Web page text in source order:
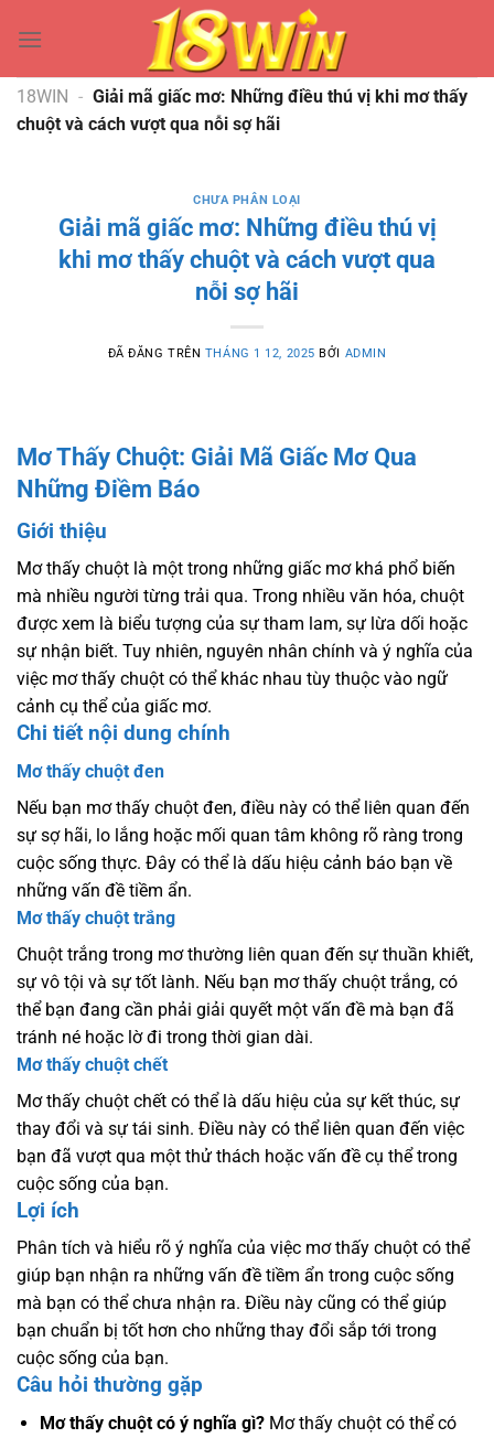
đến
dung18WIN - Giải mã giấc mơ: Những điều thú vị khi mơ thấy
chuột và cách vượt qua nỗi sợ hãi
CHƯA PHÂN LOẠI
Giải mã giấc mơ: Những điều thú vị
khi mơ thấy chuột và cách vượt qua
nỗi sợ hãi
ĐÃ ĐĂNG TRÊN THÁNG 1 12, 2025 BỞI ADMIN
Mơ Thấy Chuột: Giải Mã Giấc Mơ Qua
Những Điềm Báo
Giới thiệu
Mơ thấy chuột là một trong những giấc mơ khá phổ biến
mà nhiều người từng trải qua. Trong nhiều văn hóa, chuột
được xem là biểu tượng của sự tham lam, sự lừa dối hoặc
sự nhận biết. Tuy nhiên, nguyên nhân chính và ý nghĩa của
việc mơ thấy chuột có thể khác nhau tùy thuộc vào ngữ
cảnh cụ thể của giấc mơ.
Chi tiết nội dung chính
Mơ thấy chuột đen
Nếu bạn mơ thấy chuột đen, điều này có thể liên quan đến
sự sợ hãi, lo lắng hoặc mối quan tâm không rõ ràng trong
cuộc sống thực. Đây có thể là dấu hiệu cảnh báo bạn về
những vấn đề tiềm ẩn.
Mơ thấy chuột trắng
Chuột trắng trong mơ thường liên quan đến sự thuần khiết,
sự vô tội và sự tốt lành. Nếu bạn mơ thấy chuột trắng, có
thể bạn đang cần phải giải quyết một vấn đề mà bạn đã
tránh né hoặc lờ đi trong thời gian dài.
Mơ thấy chuột chết
Mơ thấy chuột chết có thể là dấu hiệu của sự kết thúc, sự
thay đổi và sự tái sinh. Điều này có thể liên quan đến việc
bạn đã vượt qua một thử thách hoặc vấn đề cụ thể trong
cuộc sống của bạn.
Lợi ích
Phân tích và hiểu rõ ý nghĩa của việc mơ thấy chuột có thể
giúp bạn nhận ra những vấn đề tiềm ẩn trong cuộc sống
mà bạn có thể chưa nhận ra. Điều này cũng có thể giúp
bạn chuẩn bị tốt hơn cho những thay đổi sắp tới trong
cuộc sống của bạn.
Câu hỏi thường gặp
Mơ thấy chuột có ý nghĩa gì?Mơ thấy chuột có thể có